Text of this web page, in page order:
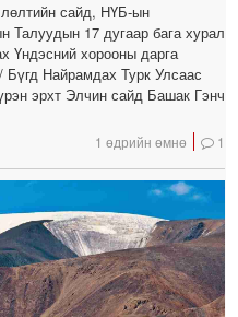
сайд, НҮБ-ын
Талуудын 17 дугаар бага хурал
Үндэсний хорооны дарга
Найрамдах Турк Улсаас
эрхт Элчин сайд Башак Гэнч
1 өдрийн өмнө 1